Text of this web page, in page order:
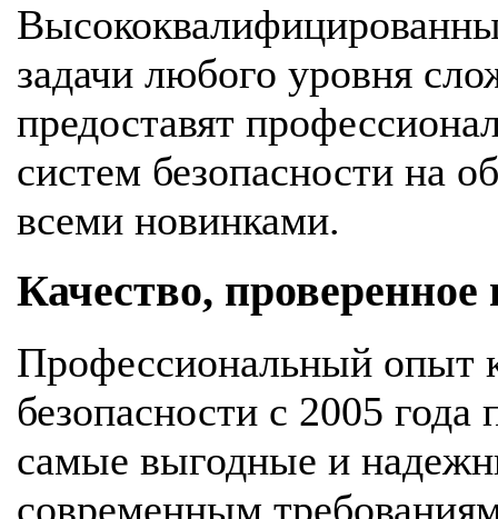
задачи любого уровня
предоставят
систем безопасности на
всеми новинками.
Качество,
Профессиональный опыт
безопасности с 2005 года
самые выгодные и
современным